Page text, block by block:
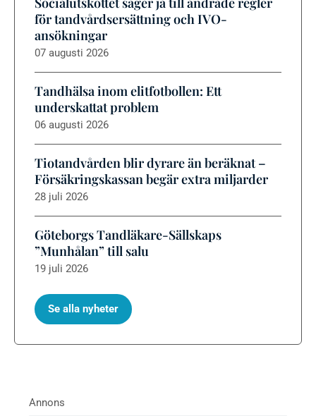
för tandvårdsersättning och IVO-
ansökningar
07 augusti 2026
Tandhälsa inom elitfotbollen: Ett
underskattat problem
06 augusti 2026
Tiotandvården blir dyrare än beräknat –
Försäkringskassan begär extra miljarder
28 juli 2026
Göteborgs Tandläkare-Sällskaps
”Munhålan” till salu
19 juli 2026
Se alla nyheter